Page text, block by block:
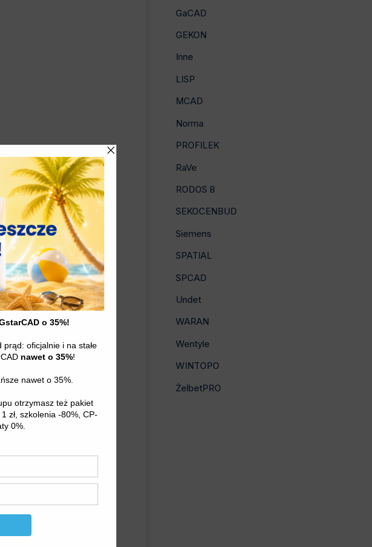
GaCAD
GEKON
Inne
LISP
MCAD
Norma
PROFILEK
RaVe
RODOS 8
SEKOCENBUD
Siemens
SPATIAL
SPCAD
Undet
WARAN
Wentyle
WINTOPO
ŻelbetPRO